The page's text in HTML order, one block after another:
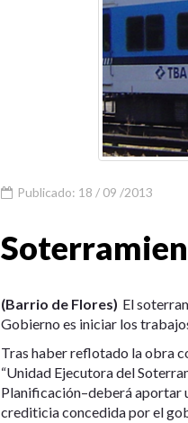
Publicado: 18 / 09 /2013
(Barrio de Flores) El
Gobierno es iniciar los
Tras haber reflotado la obra
“Unidad Ejecutora del
Planificación–deberá aportar
crediticia concedida por el